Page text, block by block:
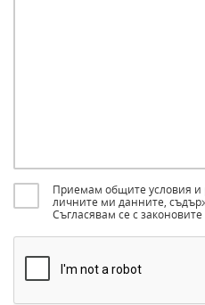
Приемам общите условия и
личните ми данните,
Съгласявам се с